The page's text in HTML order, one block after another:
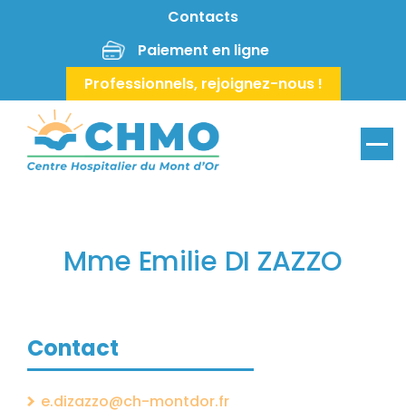
Aller au contenu principalContacts
Paiement en ligne
Professionnels, rejoignez-nous !
Mme Emilie DI ZAZZO
Contact
e.dizazzo@ch-montdor.fr